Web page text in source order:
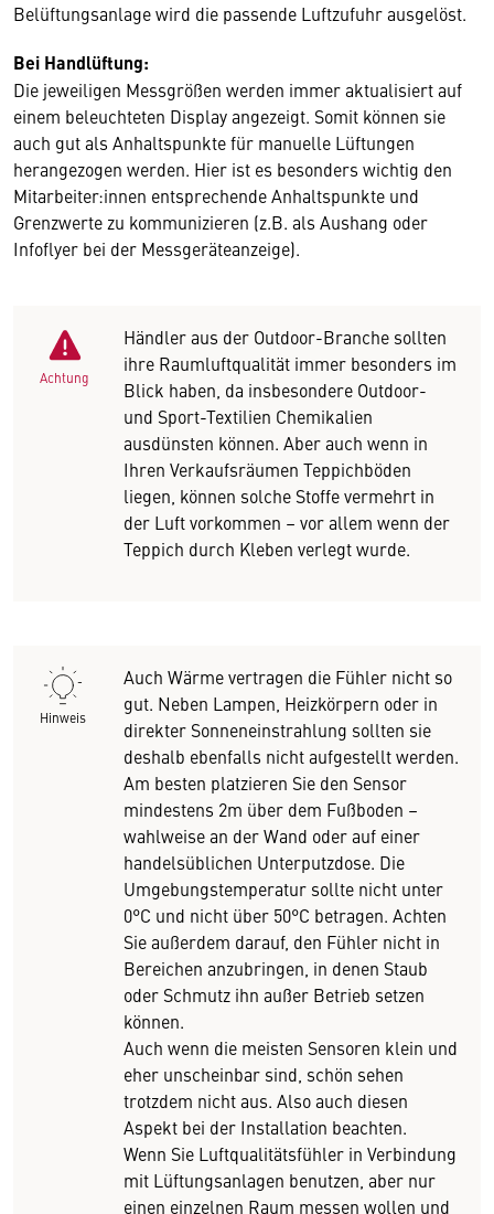
Belüftungsanlage wird die passende Luftzufuhr ausgelöst.
Bei Handlüftung:
Die jeweiligen Messgrößen werden immer aktualisiert auf
einem beleuchteten Display angezeigt. Somit können sie
auch gut als Anhaltspunkte für manuelle Lüftungen
herangezogen werden. Hier ist es besonders wichtig den
Mitarbeiter:innen entsprechende Anhaltspunkte und
Grenzwerte zu kommunizieren (z.B. als Aushang oder
Infoflyer bei der Messgeräteanzeige).
Achtung
Händler aus der Outdoor-Branche sollten
ihre Raumluftqualität immer besonders im
Blick haben, da insbesondere Outdoor-
und Sport-Textilien Chemikalien
ausdünsten können. Aber auch wenn in
Ihren Verkaufsräumen Teppichböden
liegen, können solche Stoffe vermehrt in
der Luft vorkommen – vor allem wenn der
Teppich durch Kleben verlegt wurde.
Hinweis
Auch Wärme vertragen die Fühler nicht so
gut. Neben Lampen, Heizkörpern oder in
direkter Sonneneinstrahlung sollten sie
deshalb ebenfalls nicht aufgestellt werden.
Am besten platzieren Sie den Sensor
mindestens 2m über dem Fußboden –
wahlweise an der Wand oder auf einer
handelsüblichen Unterputzdose. Die
Umgebungstemperatur sollte nicht unter
0°C und nicht über 50°C betragen. Achten
Sie außerdem darauf, den Fühler nicht in
Bereichen anzubringen, in denen Staub
oder Schmutz ihn außer Betrieb setzen
können.
Auch wenn die meisten Sensoren klein und
eher unscheinbar sind, schön sehen
trotzdem nicht aus. Also auch diesen
Aspekt bei der Installation beachten.
Wenn Sie Luftqualitätsfühler in Verbindung
mit Lüftungsanlagen benutzen, aber nur
einen einzelnen Raum messen wollen und